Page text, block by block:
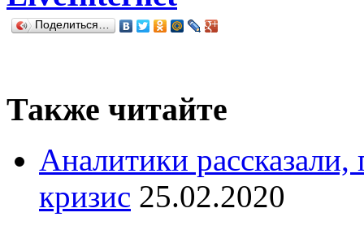
Поделиться…
Также читайте
Аналитики
кризис 25.02.2020